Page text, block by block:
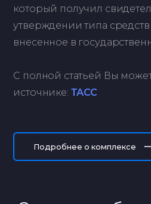
который получил
утверждении типа
внесенное в
С полной статьей Вы
источнике: ТАСС
Подробнее о комплексе